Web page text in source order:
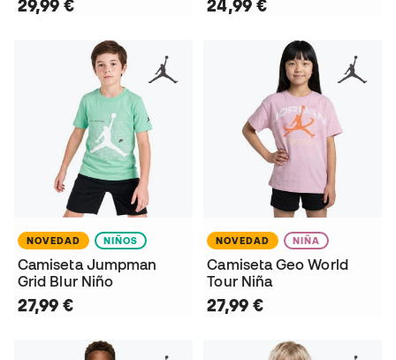
29,99 € 24,99 €
NOVEDAD NIÑOS
Camiseta Jumpman
Grid Blur Niño
27,99 €
NOVEDAD NIÑA
Camiseta Geo World
Tour Niña
27,99 €